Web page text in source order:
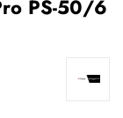
PS-50/6